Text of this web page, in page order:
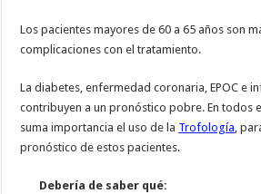
Los pacientes mayores de 60 a 65 años son
complicaciones con el tratamiento.
La diabetes, enfermedad coronaria, EPOC e
contribuyen a un pronóstico pobre. En todos
suma importancia el uso de la Trofología,
pronóstico de estos pacientes.
Debería de saber qué: